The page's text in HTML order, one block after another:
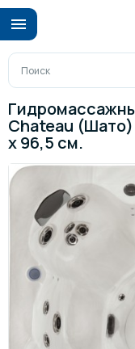
Chateau (Шато)
x 96,5 см.